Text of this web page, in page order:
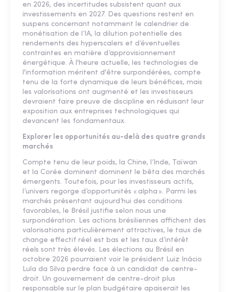
en 2026, des incertitudes subsistent quant aux
investissements en 2027. Des questions restent en
suspens concernant notamment le calendrier de
monétisation de l’IA, la dilution potentielle des
rendements des hyperscalers et d’éventuelles
contraintes en matière d’approvisionnement
énergétique. À l'heure actuelle, les technologies de
l'information méritent d'être surpondérées, compte
tenu de la forte dynamique de leurs bénéfices, mais
les valorisations ont augmenté et les investisseurs
devraient faire preuve de discipline en réduisant leur
exposition aux entreprises technologiques qui
devancent les fondamentaux.
Explorer les opportunités au-delà des quatre grands
marchés
Compte tenu de leur poids, la Chine, l’Inde, Taïwan
et la Corée dominent dominent le bêta des marchés
émergents. Toutefois, pour les investisseurs actifs,
l’univers regorge d’opportunités « alpha ». Parmi les
marchés présentant aujourd’hui des conditions
favorables, le Brésil justifie selon nous une
surpondération. Les actions brésiliennes affichent des
valorisations particulièrement attractives, le taux de
change effectif réel est bas et les taux d’intérêt
réels sont très élevés. Les élections au Brésil en
octobre 2026 pourraient voir le président Luiz Inácio
Lula da Silva perdre face à un candidat de centre-
droit. Un gouvernement de centre-droit plus
responsable sur le plan budgétaire apaiserait les